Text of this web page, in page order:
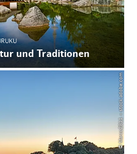
und Traditionen
© Marco2811 – stock.adobe.com